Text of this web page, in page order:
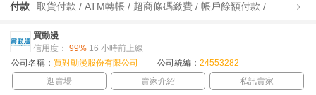
付款 取貨付款 / ATM轉帳 / 超商條碼繳費 / 帳戶餘額付款 /
買動漫
信用度： 99% 16 小時前上線
公司名稱： 買對動漫股份有限公司 公司統編： 24553282
逛賣場
賣家介紹 私訊賣家